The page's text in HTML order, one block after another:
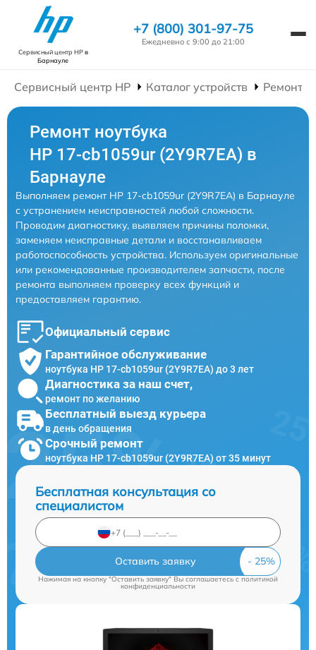
Сервисный центр HPв
Барнауле
+7 (800) 301-97-75
Ежедневно с 9:00 до 21:00
Сервисный центр HP Каталог устройств Ремонт
Ремонт ноутбука
HP 17-cb1059ur (2Y9R7EA) в
Барнауле
Выполняем ремонт HP 17-cb1059ur (2Y9R7EA) в Барнауле
с устранением неисправностей любой сложности.
Проводим диагностику, выявляем причины поломки,
заменяем неисправные детали и восстанавливаем
работоспособность устройства. Используем оригинальные
или рекомендованные производителем запчасти, после
ремонта выполняем проверку всех функций и
предоставляем гарантию.
Официальный сервис
Гарантийное обслуживание
ноутбука HP 17-cb1059ur (2Y9R7EA) до 3 лет
Диагностика за наш счет,
ремонт по желанию
Бесплатный выезд курьера
в день обращения
Срочный ремонт
ноутбука HP 17-cb1059ur (2Y9R7EA) от 35 минут
Бесплатная консультация со
специалистом
Оставить заявку
Нажимая на кнопку "Оставить заявку" Вы соглашаетесь cполитикой
конфиденциальности